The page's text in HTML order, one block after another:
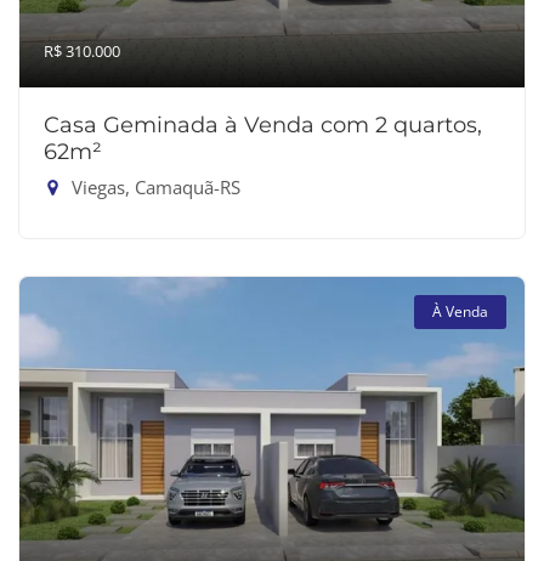
R$ 310.000
Casa Geminada à Venda com 2 quartos,
62m²
Viegas, Camaquã-RS
À Venda